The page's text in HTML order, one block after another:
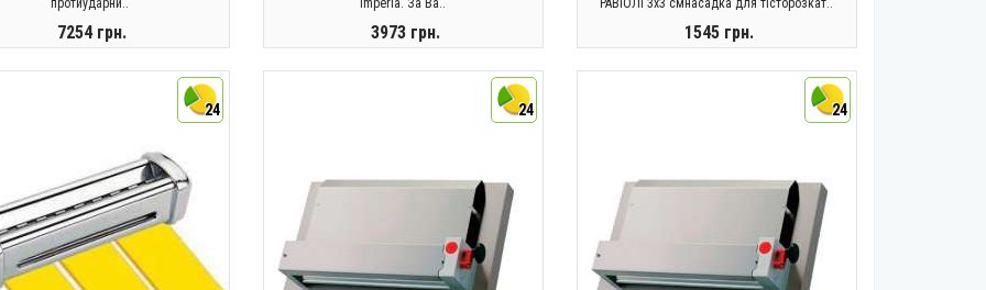
протиударни..
7254 грн.
Imperia. За Ва..
3973 грн.
РАВІОЛІ 3х3 смнасадка для тісторозкат..
1545 грн.
24 24 24